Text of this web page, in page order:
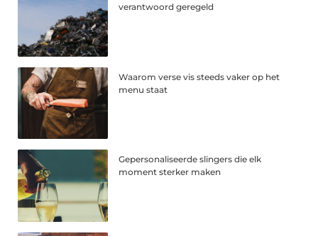
verantwoord geregeld
Waarom verse vis steeds vaker op het
menu staat
Gepersonaliseerde slingers die elk
moment sterker maken